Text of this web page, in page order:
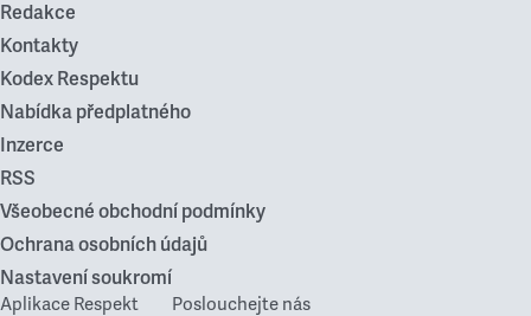
Redakce
Kontakty
Kodex Respektu
Nabídka předplatného
Inzerce
RSS
Všeobecné obchodní podmínky
Ochrana osobních údajů
Nastavení soukromí
Aplikace Respekt Poslouchejte nás